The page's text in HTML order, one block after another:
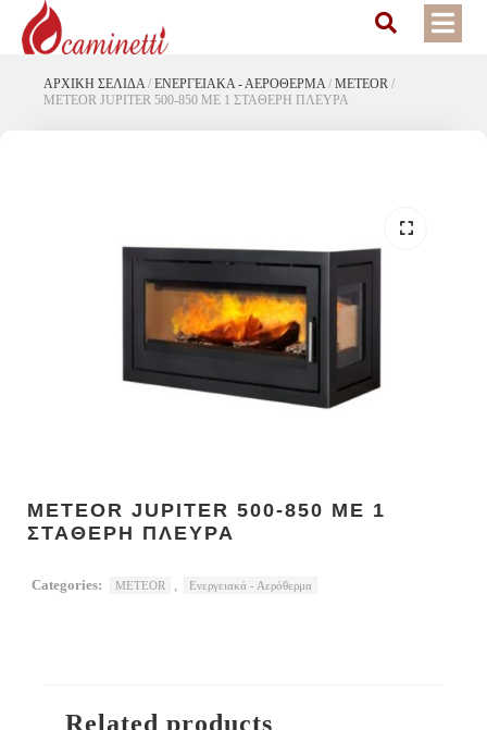
ΑΡΧΙΚΉ ΣΕΛΊΔΑ / ΕΝΕΡΓΕΙΑΚΆ - ΑΕΡΌΘΕΡΜΑ / METEOR /
METEOR JUPITER 500-850 ΜΕ 1 ΣΤΑΘΕΡΗ ΠΛΕΥΡΑ
METEOR JUPITER 500-850 ΜΕ 1
ΣΤΑΘΕΡΗ ΠΛΕΥΡΑ
Categories: METEOR , Ενεργειακά - Αερόθερμα
Related products